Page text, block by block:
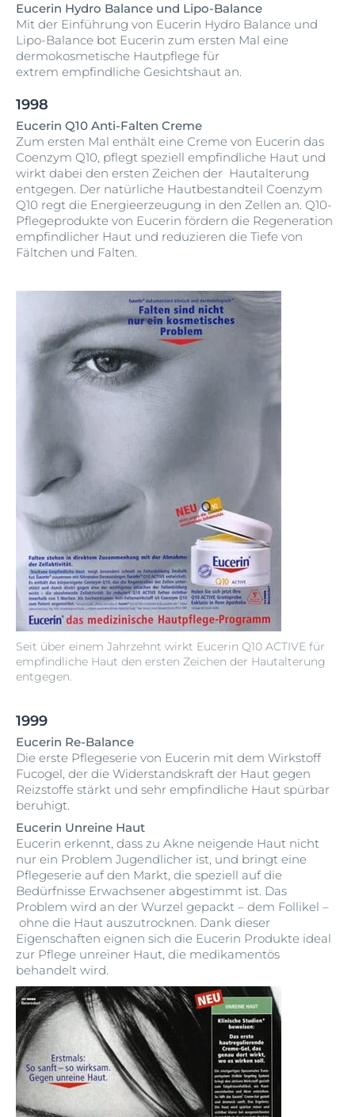
Eucerin Hydro Balance und Lipo-Balance
Mit der Einführung von Eucerin Hydro Balance und
Lipo-Balance bot Eucerin zum ersten Mal eine
dermokosmetische Hautpflege für
extrem empfindliche Gesichtshaut an.
1998
Seit über einem Jahrzehnt wirkt Eucerin Q10 ACTIVE für
empfindliche Haut den ersten Zeichen der Hautalterung
entgegen.
Eucerin Q10 Anti-Falten Creme
Zum ersten Mal enthält eine Creme von Eucerin das
Coenzym Q10, pflegt speziell empfindliche Haut und
wirkt dabei den ersten Zeichen der Hautalterung
entgegen. Der natürliche Hautbestandteil Coenzym
Q10 regt die Energieerzeugung in den Zellen an. Q10-
Pflegeprodukte von Eucerin fördern die Regeneration
empfindlicher Haut und reduzieren die Tiefe von
Fältchen und Falten.
1999
Eucerin Re-Balance
Die erste Pflegeserie von Eucerin mit dem Wirkstoff
Fucogel, der die Widerstandskraft der Haut gegen
Reizstoffe stärkt und sehr empfindliche Haut spürbar
beruhigt.
Eucerin Unreine Haut
Eucerin erkennt, dass zu Akne neigende Haut nicht
nur ein Problem Jugendlicher ist, und bringt eine
Pflegeserie auf den Markt, die speziell auf die
Bedürfnisse Erwachsener abgestimmt ist. Das
Problem wird an der Wurzel gepackt – dem Follikel –
ohne die Haut auszutrocknen. Dank dieser
Eigenschaften eignen sich die Eucerin Produkte ideal
zur Pflege unreiner Haut, die medikamentös
behandelt wird.